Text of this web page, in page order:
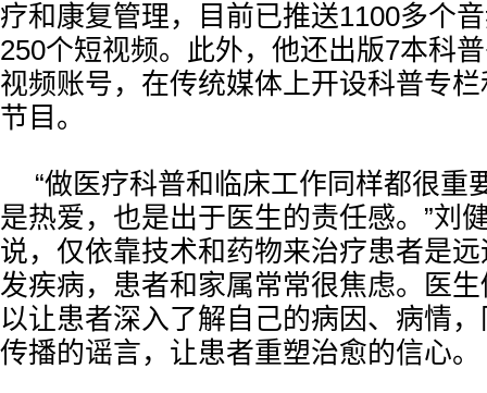
疗和康复管理，目前已推送1100多个
250个短视频。此外，他还出版7本科
视频账号，在传统媒体上开设科普专
节目。
“做医疗科普和临床工作同样都很重
是热爱，也是出于医生的责任感。”刘
说，仅依靠技术和药物来治疗患者是
发疾病，患者和家属常常很焦虑。医
以让患者深入了解自己的病因、病情
传播的谣言，让患者重塑治愈的信心。